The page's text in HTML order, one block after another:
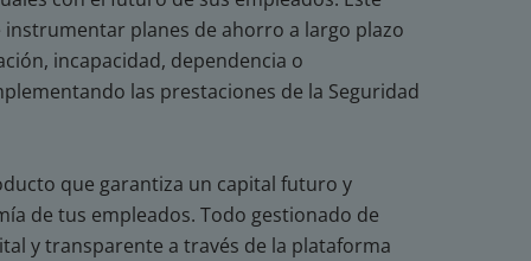
planes de ahorro a largo plazo
incapacidad, dependencia o
las prestaciones de la Seguridad
que garantiza un capital futuro y
de tus empleados. Todo gestionado de
y transparente a través de la plataforma